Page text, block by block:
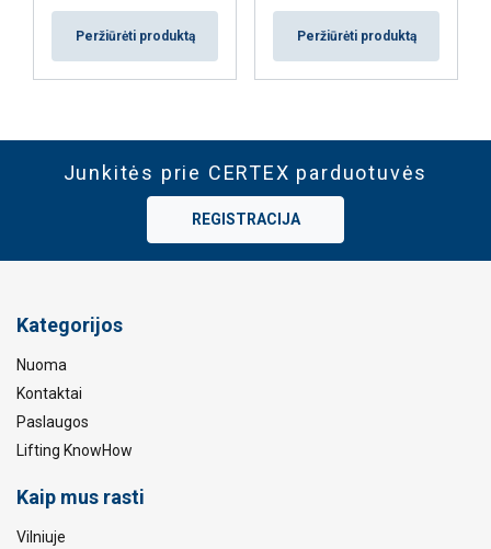
Peržiūrėti produktą Peržiūrėti produktą
Junkitės prie CERTEX parduotuvės
REGISTRACIJA
Kategorijos
Nuoma
Kontaktai
Paslaugos
Lifting KnowHow
Kaip mus rasti
Vilniuje